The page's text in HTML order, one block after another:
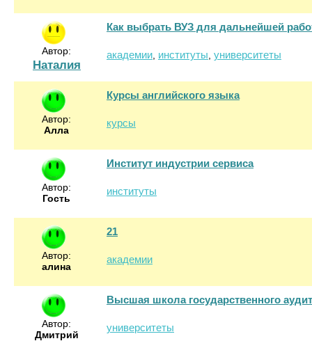
Автор:
Наталия
Как выбрать ВУЗ для дальнейшей
академии институты университеты
Автор:
Алла
Курсы английского языка
курсы
Автор:
Гость
Институт индустрии сервиса
институты
Автор:
алина
21
академии
Автор:
Дмитрий
Высшая школа государственного
университеты